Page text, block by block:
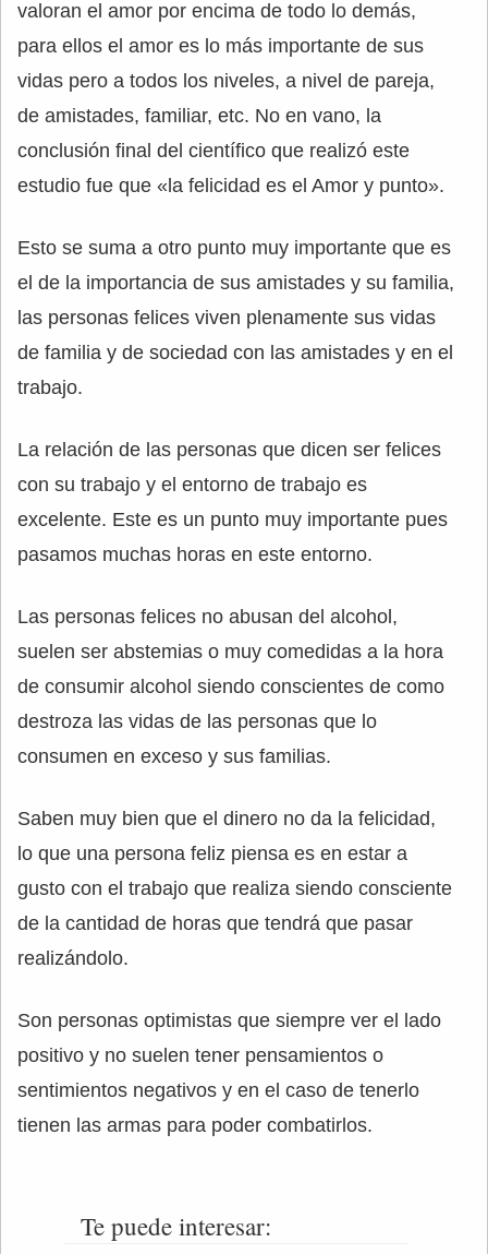
valoran el amor por encima de todo lo demás,
para ellos el amor es lo más importante de sus
vidas pero a todos los niveles, a nivel de pareja,
de amistades, familiar, etc. No en vano, la
conclusión final del científico que realizó este
estudio fue que «la felicidad es el Amor y punto».
Esto se suma a otro punto muy importante que es
el de la importancia de sus amistades y su familia,
las personas felices viven plenamente sus vidas
de familia y de sociedad con las amistades y en el
trabajo.
La relación de las personas que dicen ser felices
con su trabajo y el entorno de trabajo es
excelente. Este es un punto muy importante pues
pasamos muchas horas en este entorno.
Las personas felices no abusan del alcohol,
suelen ser abstemias o muy comedidas a la hora
de consumir alcohol siendo conscientes de como
destroza las vidas de las personas que lo
consumen en exceso y sus familias.
Saben muy bien que el dinero no da la felicidad,
lo que una persona feliz piensa es en estar a
gusto con el trabajo que realiza siendo consciente
de la cantidad de horas que tendrá que pasar
realizándolo.
Son personas optimistas que siempre ver el lado
positivo y no suelen tener pensamientos o
sentimientos negativos y en el caso de tenerlo
tienen las armas para poder combatirlos.
Te puede interesar: